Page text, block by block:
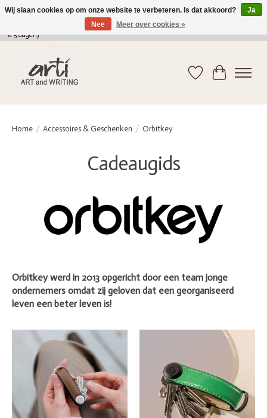
verkoop@arti-artandwriting.be/ +32 (0)471 41 82 41 / GRATIS verzending > 75 euro (2
a 5 dagen)
Verlanglijst
Home / Accessoires & Geschenken / Orbitkey
Cadeaugids
Orbitkey werd in 2013 opgericht door een team jonge
ondernemers omdat zij geloven dat een georganiseerd
leven een beter leven is!
Wij slaan cookies op om onze website te verbeteren. Is dat akkoord?
Ja
Nee
Meer over cookies »